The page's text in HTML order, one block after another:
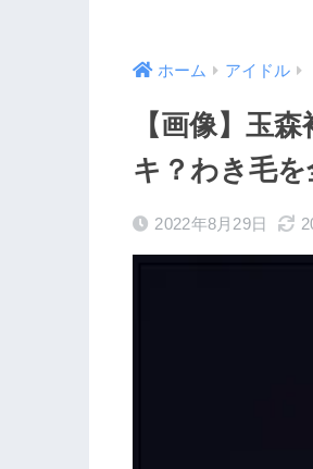
ホーム アイドル
【画像】玉
キ？わき毛を
2022年8月29日